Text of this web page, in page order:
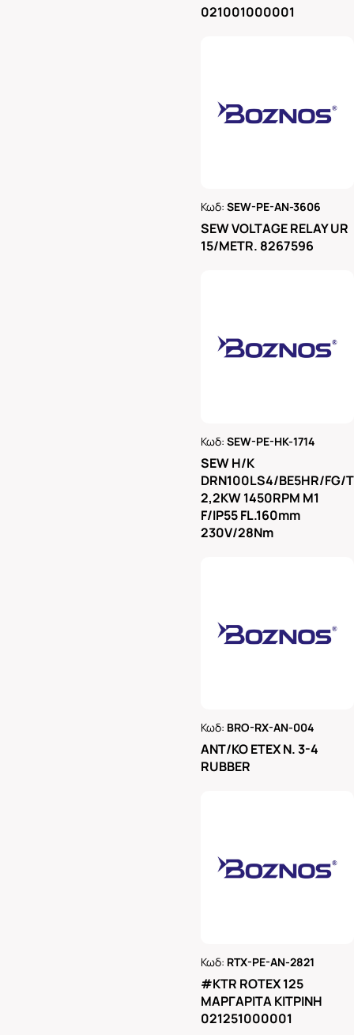
021001000001
Κωδ:SEW-PE-AN-3606
SEW VOLTAGE RELAY UR
15/METR. 8267596
Κωδ:SEW-PE-HK-1714
SEW H/K
DRN100LS4/BE5HR/FG/
2,2KW 1450RPM M1
F/IP55 FL.160mm
230V/28Nm
Κωδ: BRO-RX-AN-004
ΑΝΤ/ΚΟ ΕΤΕΧ Ν. 3-4
RUBBER
Κωδ: RTX-PE-AN-2821
#KTR ROTEX 125
ΜΑΡΓΑΡΙΤΑ ΚΙΤΡΙΝΗ
021251000001